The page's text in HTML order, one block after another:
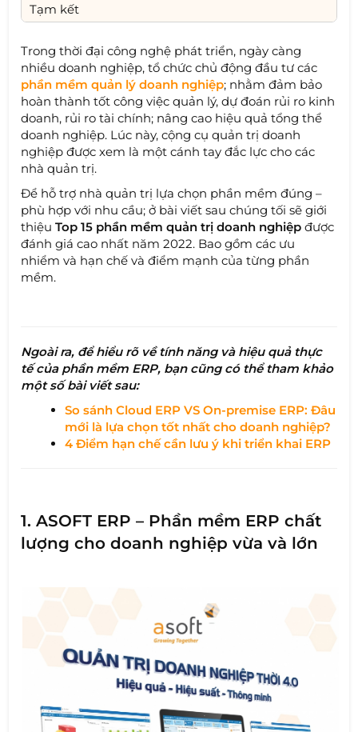
Tạm kết
Trong thời đại công nghệ phát triển, ngày càng
nhiều doanh nghiệp, tổ chức chủ động đầu tư các
phần mềm quản lý doanh nghiệp; nhằm đảm bảo
hoàn thành tốt công việc quản lý, dự đoán rủi ro kinh
doanh, rủi ro tài chính; nâng cao hiệu quả tổng thể
doanh nghiệp. Lúc này, cộng cụ quản trị doanh
nghiệp được xem là một cánh tay đắc lực cho các
nhà quản trị.
Để hỗ trợ nhà quản trị lựa chọn phần mềm đúng –
phù hợp với nhu cầu; ở bài viết sau chúng tối sẽ giới
thiệuTop 15 phần mềm quản trị doanh nghiệpđược
đánh giá cao nhất năm 2022. Bao gồm các ưu
nhiểm và hạn chế và điểm mạnh của từng phần
mềm.
Ngoài ra, để hiểu rõ về tính năng và hiệu quả thực
tế của phần mềm ERP, bạn cũng có thể tham khảo
một số bài viết sau:
So sánh Cloud ERP VS On-premise ERP: Đâu
mới là lựa chọn tốt nhất cho doanh nghiệp?
4 Điểm hạn chế cần lưu ý khi triển khai ERP
1. ASOFT ERP – Phần mềm ERP chất
lượng cho doanh nghiệp vừa và lớn